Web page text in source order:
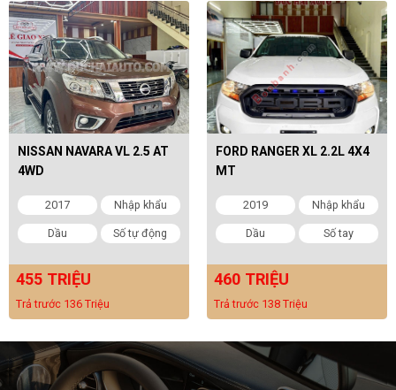
NISSAN NAVARA VL 2.5 AT
4WD
2017 Nhập khẩu
Dầu Số tự động
455 TRIỆU
Trả trước 136 Triệu
FORD RANGER XL 2.2L 4X4
MT
2019 Nhập khẩu
Dầu Số tay
460 TRIỆU
Trả trước 138 Triệu